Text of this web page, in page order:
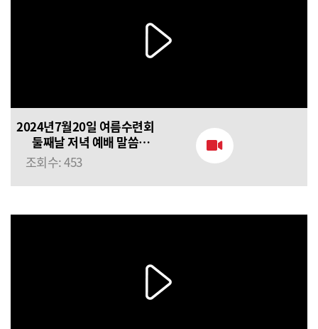
2024년7월20일 여름수련회
둘째날 저녁 예배 말씀
(정의호목사) 음행을 피하라
조회수: 453